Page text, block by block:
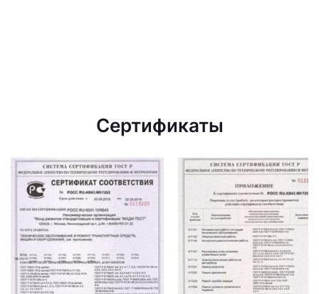
Сертификаты